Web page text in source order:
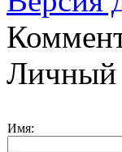
Личный
Имя: